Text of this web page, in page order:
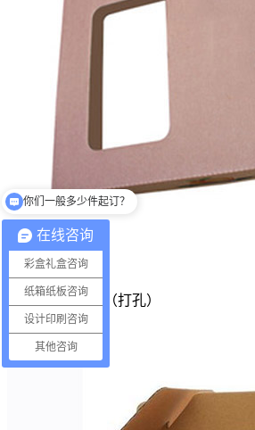
2.带提手箱或盒（打孔）
在线咨询
彩盒礼盒咨询
纸箱纸板咨询
设计印刷咨询
其他咨询
你们一般多少件起订？